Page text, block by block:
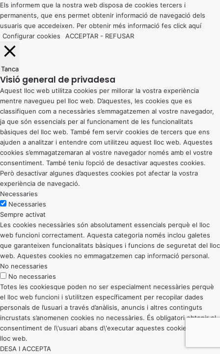
button
Els informem que la nostra web disposa de cookies tercers i
permanents, que ens permet obtenir informació de navegació dels
usuaris que accedeixen. Per obtenir més informació fes click aquí
Configurar cookies
ACCEPTAR - REFUSAR
Tanca
Visió general de privadesa
Aquest lloc web utilitza cookies per millorar la vostra experiència
mentre navegueu pel lloc web. D’aquestes, les cookies que es
classifiquen com a necessàries s’emmagatzemen al vostre navegador,
ja que són essencials per al funcionament de les funcionalitats
bàsiques del lloc web. També fem servir cookies de tercers que ens
ajuden a analitzar i entendre com utilitzeu aquest lloc web. Aquestes
cookies s’emmagatzemaran al vostre navegador només amb el vostre
consentiment. També teniu l’opció de desactivar aquestes cookies.
Però desactivar algunes d’aquestes cookies pot afectar la vostra
experiència de navegació.
Necessaries
Necessaries
Sempre activat
Les cookies necessàries són absolutament essencials perquè el lloc
web funcioni correctament. Aquesta categoria només inclou galetes
que garanteixen funcionalitats bàsiques i funcions de seguretat del lloc
web. Aquestes cookies no emmagatzemen cap informació personal.
No necessaries
No necessaries
Totes les cookiesque poden no ser especialment necessàries perquè
el lloc web funcioni i s’utilitzen específicament per recopilar dades
personals de l’usuari a través d’anàlisis, anuncis i altres continguts
incrustats s’anomenen cookies no necessàries. És obligatori obtenir el
consentiment de l\'usuari abans d\'executar aquestes cookies al vostre
lloc web.
DESA I ACCEPTA